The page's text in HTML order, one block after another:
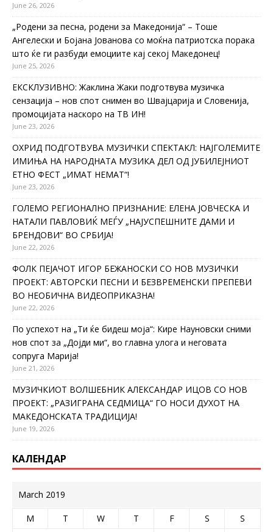
June 26, 2026
„Родени за песна, родени за Македонија“ – Тоше
Ангелески и Бојана Јованова со моќна патриотска порака
што ќе ги разбуди емоциите кај секој Македонец!
June 25, 2026
ЕКСКЛУЗИВНО: Жаклина Жаки подготвува музичка
сензација – нов спот снимен во Швајцарија и Словенија,
промоцијата наскоро на ТВ ИН!
June 23, 2026
ОХРИД ПОДГОТВУВА МУЗИЧКИ СПЕКТАКЛ: НАЈГОЛЕМИТЕ
ИМИЊА НА НАРОДНАТА МУЗИКА ДЕЛ ОД ЈУБИЛЕЈНИОТ
ЕТНО ФЕСТ „ИМАТ НЕМАТ“!
June 23, 2026
ГОЛЕМО РЕГИОНАЛНО ПРИЗНАНИЕ: ЕЛЕНА ЈОВЧЕСКА И
НАТАЛИ ПАВЛОВИЌ МЕЃУ „НАЈУСПЕШНИТЕ ДАМИ И
БРЕНДОВИ“ ВО СРБИЈА!
June 22, 2026
ФОЛК ПЕЈАЧОТ ИГОР БЕЖАНОСКИ СО НОВ МУЗИЧКИ
ПРОЕКТ: АВТОРСКИ ПЕСНИ И БЕЗВРЕМЕНСКИ ПРЕПЕВИ
ВО НЕОБИЧНА ВИДЕОПРИКАЗНА!
June 22, 2026
По успехот на „Ти ќе бидеш моја“: Кире Науновски сними
нов спот за „Дојди ми“, во главна улога и неговата
сопруга Марија!
June 21, 2026
МУЗИЧКИОТ ВОЛШЕБНИК АЛЕКСАНДАР ИЦОВ СО НОВ
ПРОЕКТ: „РАЗИГРАНА СЕДМИЦА“ ГО НОСИ ДУХОТ НА
МАКЕДОНСКАТА ТРАДИЦИЈА!
June 19, 2026
КАЛЕНДАР
March 2019
M T W T F S
S